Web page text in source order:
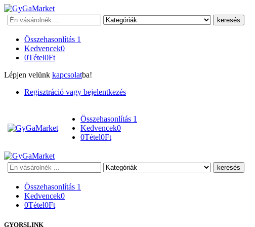
Keresés
Összehasonlítás 1
Kedvencek0
0Tétel0Ft
Lépjen velünk kapcsolatba!
Regisztráció vagy bejelentkezés
Összehasonlítás 1
Kedvencek0
0Tétel0Ft
Keresés
Összehasonlítás 1
Kedvencek0
0Tétel0Ft
GYORSLINK